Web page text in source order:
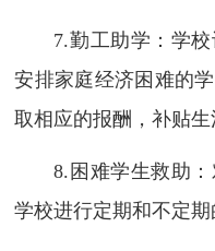
7.勤工助学：学
安排家庭经济困难的
取相应的报酬，补贴生
8.困难学生救助
学校进行定期和不定期